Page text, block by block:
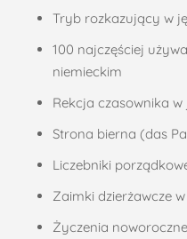
Tryb rozkazujący w
100 najczęściej
niemieckim
Rekcja czasownika
Strona bierna (das
Liczebniki
Zaimki dzierżawcze
Życzenia